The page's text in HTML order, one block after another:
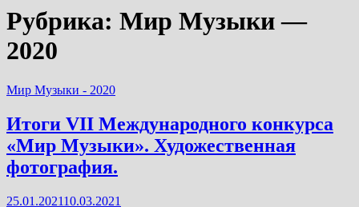
Рубрика: Мир Музыки —
2020
Мир Музыки - 2020
Итоги VII Международного конкурса
«Мир Музыки». Художественная
фотография.
25.01.202110.03.2021